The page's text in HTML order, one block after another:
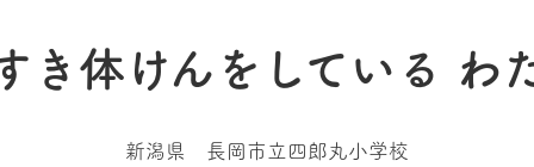
き体けんをしている わ
新潟県 長岡市立四郎丸小学校